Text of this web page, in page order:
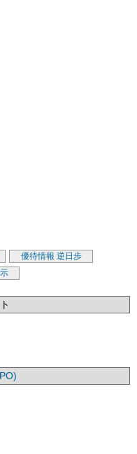
優待情報 逆日歩